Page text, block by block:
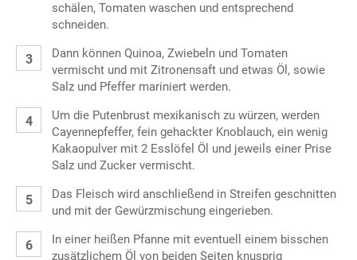
schälen, Tomaten waschen und entsprechend
schneiden.
Dann können Quinoa, Zwiebeln und Tomaten
vermischt und mit Zitronensaft und etwas Öl, sowie
Salz und Pfeffer mariniert werden.
Um die Putenbrust mexikanisch zu würzen, werden
Cayennepfeffer, fein gehackter Knoblauch, ein wenig
Kakaopulver mit 2 Esslöfel Öl und jeweils einer Prise
Salz und Zucker vermischt.
Das Fleisch wird anschließend in Streifen geschnitten
und mit der Gewürzmischung eingerieben.
In einer heißen Pfanne mit eventuell einem bisschen
zusätzlichem Öl von beiden Seiten knusprig